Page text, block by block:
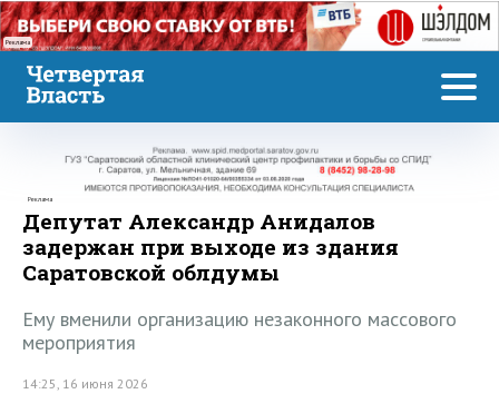
Реклама
Реклама
Депутат Александр Анидалов
задержан при выходе из здания
Саратовской облдумы
Ему вменили организацию незаконного массового
мероприятия
14:25, 16 июня 2026